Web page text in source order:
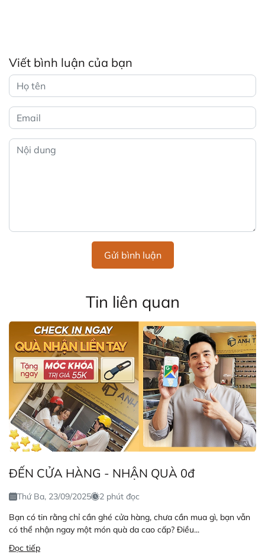
Viết bình luận của bạn
Gửi bình luận
Tin liên quan
ĐẾN CỬA HÀNG - NHẬN QUÀ 0đ
Thứ Ba, 23/09/2025
2 phút đọc
Bạn có tin rằng chỉ cần ghé cửa hàng, chưa cần mua gì, bạn vẫn
có thể nhận ngay một món quà da cao cấp? Điều...
Đọc tiếp